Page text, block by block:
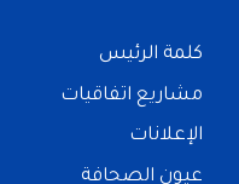
كلمة الرئيس
مشاريع اتفاقيات
الإعلانات
عيون الصحافة